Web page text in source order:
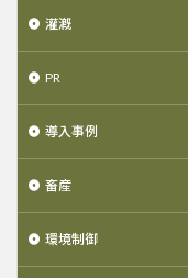
灌漑
PR
導入事例
畜産
環境制御